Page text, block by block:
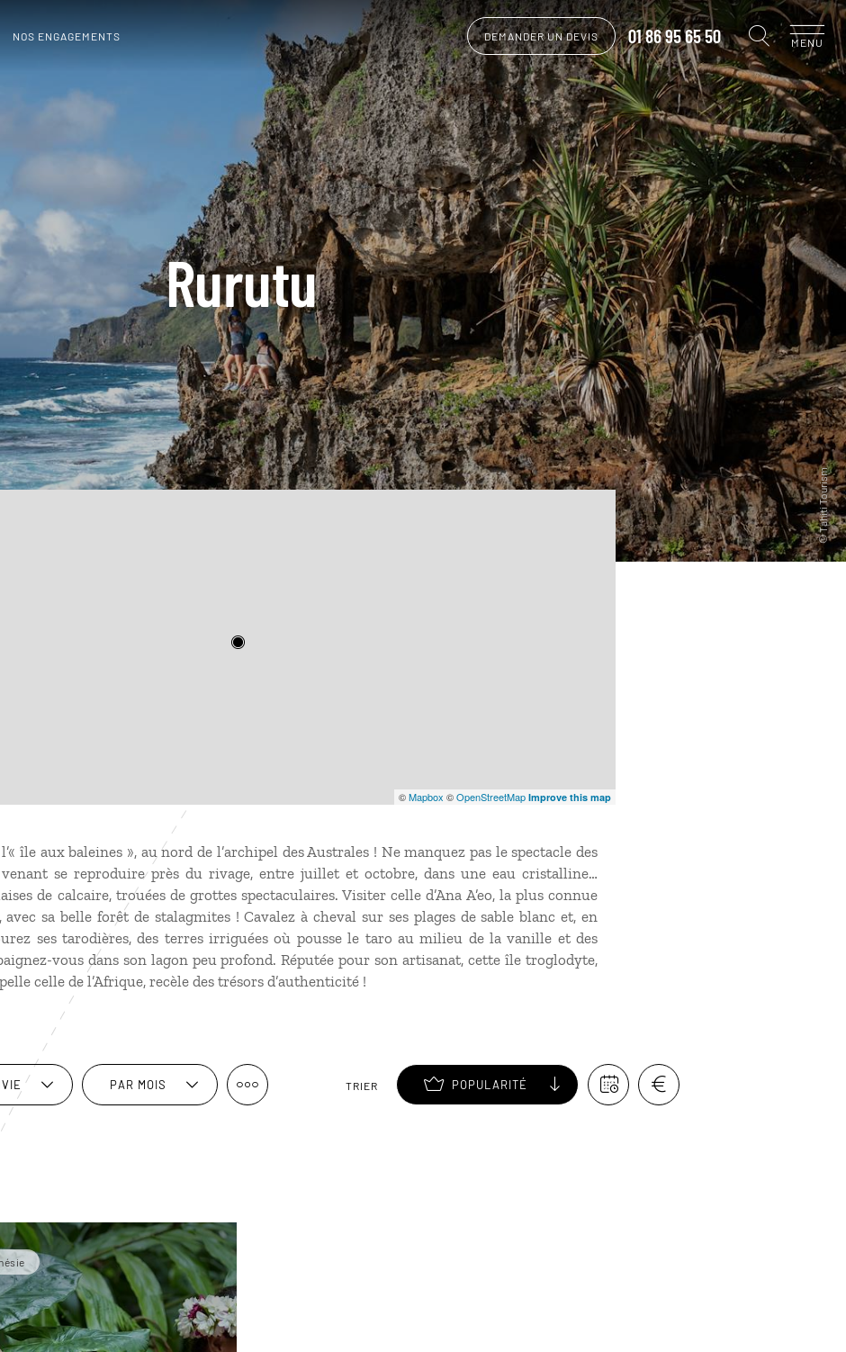
NOS ENGAGEMENTS DEMANDER UN DEVIS 01 86 95 65 50 MENU
Rurutu
©Mapbox ©OpenStreetMap Improve this map
île aux baleines », au nord de l’archipel des Australes ! Ne manquez pas le spectacle des
se reproduire près du rivage, entre juillet et octobre, dans une eau cristalline…
de calcaire, trouées de grottes spectaculaires. Visiter celle d’Ana A’eo, la plus connue
sa belle forêt de stalagmites ! Cavalez à cheval sur ses plages de sable blanc et, en
ses tarodières, des terres irriguées où pousse le taro au milieu de la vanille et des
vous dans son lagon peu profond. Réputée pour son artisanat, cette île troglodyte,
celle de l’Afrique, recèle des trésors d’authenticité !
PAR MOIS TRIER POPULARITÉ